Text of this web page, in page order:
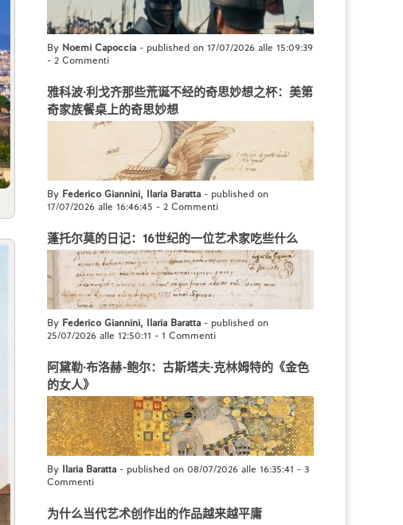
By Noemi Capoccia - published on 17/07/2026 alle 15:09:39
- 2 Commenti
雅科波·利戈齐那些荒诞不经的奇思妙想之杯：美第
奇家族餐桌上的奇思妙想
By Federico Giannini, Ilaria Baratta - published on
17/07/2026 alle 16:46:45 - 2 Commenti
蓬托尔莫的日记：16世纪的一位艺术家吃些什么
By Federico Giannini, Ilaria Baratta - published on
25/07/2026 alle 12:50:11 - 1 Commenti
阿黛勒·布洛赫-鲍尔：古斯塔夫·克林姆特的《金色
的女人》
By Ilaria Baratta - published on 08/07/2026 alle 16:35:41 - 3
Commenti
为什么当代艺术创作出的作品越来越平庸